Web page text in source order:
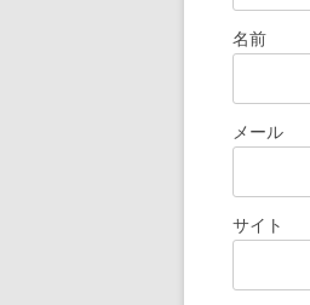
名前
メール
サイト